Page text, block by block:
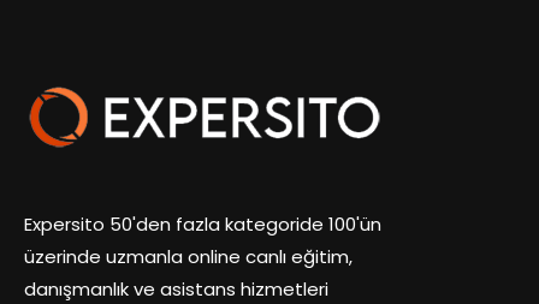
Expersito 50'den fazla kategoride 100'ün
üzerinde uzmanla online canlı eğitim,
danışmanlık ve asistans hizmetleri